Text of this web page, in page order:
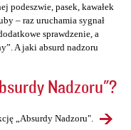
podeszwie, pasek, kawałek
– raz uruchamia sygnał
sprawdzenie, a
A jaki absurd nadzoru
Nadzoru"?
„Absurdy Nadzoru".